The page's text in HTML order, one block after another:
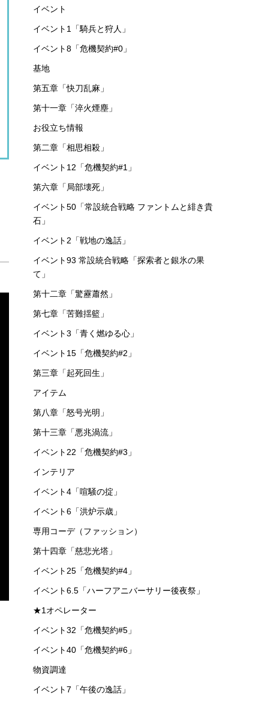
イベント
イベント1「騎兵と狩人」
イベント8「危機契約#0」
基地
第五章「快刀乱麻」
第十一章「淬火煙塵」
お役立ち情報
第二章「相思相殺」
イベント12「危機契約#1」
第六章「局部壊死」
イベント50「常設統合戦略 ファントムと緋き貴
石」
イベント2「戦地の逸話」
イベント93 常設統合戦略「探索者と銀氷の果
て」
第十二章「驚靂蕭然」
第七章「苦難揺籃」
イベント3「青く燃ゆる心」
イベント15「危機契約#2」
第三章「起死回生」
アイテム
第八章「怒号光明」
第十三章「悪兆渦流」
イベント22「危機契約#3」
インテリア
イベント4「喧騒の掟」
イベント6「洪炉示歳」
専用コーデ（ファッション）
第十四章「慈悲光塔」
イベント25「危機契約#4」
イベント6.5「ハーフアニバーサリー後夜祭」
★1オペレーター
イベント32「危機契約#5」
イベント40「危機契約#6」
物資調達
イベント7「午後の逸話」